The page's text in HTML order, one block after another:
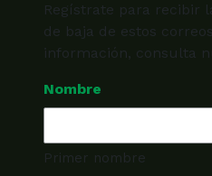
Regístrate para recibir
de baja de estos
información, consulta
Nombre
Primer nombre